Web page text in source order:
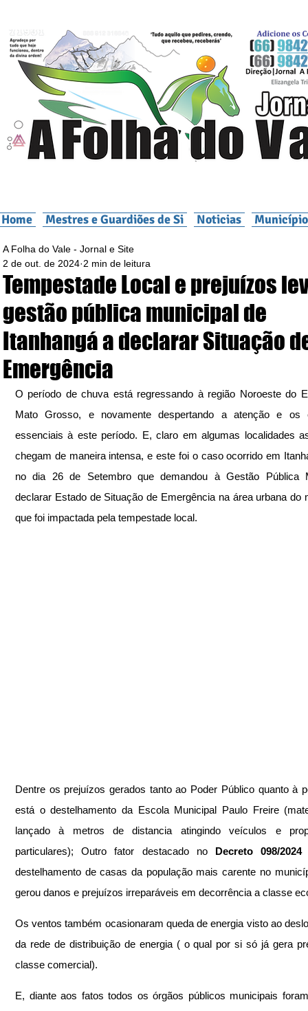
Home Mestres e Guardiões de Si Noticias
Tempestade Local e prejuízos
gestão pública municipal de
Itanhangá a declarar Situação
Emergência
A Folha do Vale - Jornal e Site
2 de out. de 2024 2 min de leitura
O período de chuva está regressando à região Noroeste do
Mato Grosso, e novamente despertando a atenção e os
essenciais à este período. E, claro em algumas localidades
chegam de maneira intensa, e este foi o caso ocorrido em
no dia 26 de Setembro que demandou à Gestão Pública
declarar Estado de Situação de Emergência na área urbana do
que foi impactada pela tempestade local.
Dentre os prejuízos gerados tanto ao Poder Público quanto à
está o destelhamento da Escola Municipal Paulo Freire
lançado à metros de distancia atingindo veículos e
particulares); Outro fator destacado no Decreto 098/
destelhamento de casas da população mais carente no
gerou danos e prejuízos irreparáveis em decorrência a classe
Os ventos também ocasionaram queda de energia visto ao
da rede de distribuição de energia ( o qual por si só já gera
classe comercial).
E, diante aos fatos todos os órgãos públicos municipais